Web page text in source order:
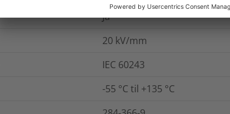
Ja
20 kV/mm
IEC 60243
-55 °C til +135 °C